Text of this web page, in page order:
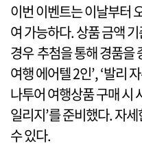
이번 이벤트는 이날부터
여 가능하다. 상품 금액
경우 추첨을 통해 경품을
여행 에어텔 2인’, ‘발리
나투어 여행상품 구매 시
일리지’를 준비했다. 자
수 있다.